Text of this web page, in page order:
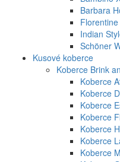
Barbara
Indian
Schöner
Kusové koberce
Koberce Brink
Koberce
Koberce
Koberce
Koberce
Koberce
Koberce
Koberce